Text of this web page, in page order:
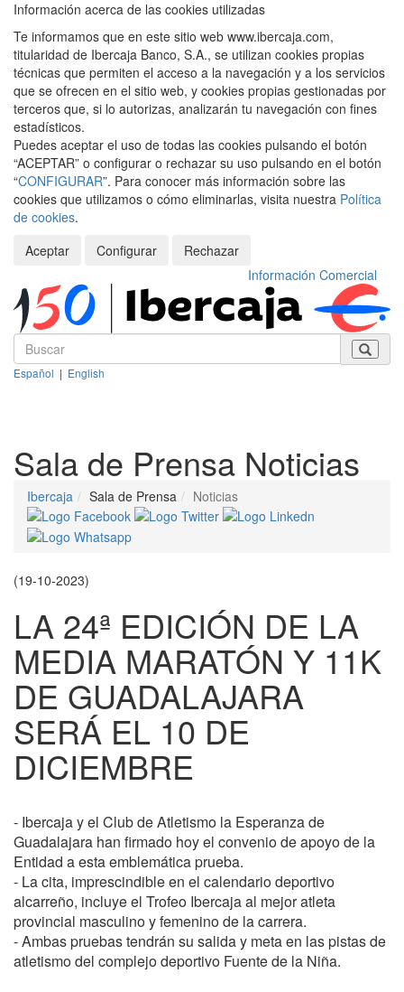
Información acerca de las cookies utilizadas
Te informamos que en este sitio web www.ibercaja.com,
titularidad de Ibercaja Banco, S.A., se utilizan cookies propias
técnicas que permiten el acceso a la navegación y a los servicios
que se ofrecen en el sitio web, y cookies propias gestionadas por
terceros que, si lo autorizas, analizarán tu navegación con fines
estadísticos.
Puedes aceptar el uso de todas las cookies pulsando el botón
“ACEPTAR” o configurar o rechazar su uso pulsando en el botón
“CONFIGURAR”. Para conocer más información sobre las
cookies que utilizamos o cómo eliminarlas, visita nuestra Política
de cookies.
Aceptar
Configurar
Rechazar
Información Comercial
Español | English
Sala de Prensa Noticias
Ibercaja Sala de Prensa Noticias
(19-10-2023)
LA 24ª EDICIÓN DE LA
MEDIA MARATÓN Y 11K
DE GUADALAJARA
SERÁ EL 10 DE
DICIEMBRE
- Ibercaja y el Club de Atletismo la Esperanza de
Guadalajara han firmado hoy el convenio de apoyo de la
Entidad a esta emblemática prueba.
- La cita, imprescindible en el calendario deportivo
alcarreño, incluye el Trofeo Ibercaja al mejor atleta
provincial masculino y femenino de la carrera.
- Ambas pruebas tendrán su salida y meta en las pistas de
atletismo del complejo deportivo Fuente de la Niña.